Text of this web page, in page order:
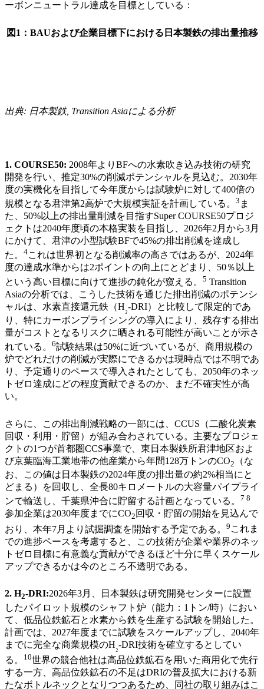
ーボンニュートラル達成を目標としている：
図1：BAUおよび企業目標下における日本製鉄の排出量推移
出典: 日本製鉄, Transition Asiaによる分析
1. COURSE50: 2008年よりBFへの水素吹き込み技術の研究
開発を行い、推定30%の削減ポテンシャルを見込む。2030年
度の実機化を目指して今年度からは試験炉に対して400倍の
規模となる君津第2高炉で大規模実証を計画している。 3 ま
た、50%以上の排出量削減を目指すSuper COURSE50プロジ
ェクトは2040年度頃の本格実装を目指し、2026年2月から3月
にかけて、君津の小型試験BFで45%の排出削減を達成し
た。 4これは世界初となる削減率の高さではあるが、2024年
度の達成水準からは2ポイントの向上にとどまり、50％以上
という高い目標に向けて進捗の鈍化が窺える。 5 Transition
Asiaの分析では、こうした技術を通じた排出削減のポテンシ
ャルは、水素直接還元鉄（H₂-DRI）と比較して限定的であ
り、特にカーボンプライシングの導入により、残存する排出
量がコストとなるリスクに晒される可能性が高いことが示さ
れている。 6試験結果は50%に近づいているが、商用規模の
炉でどれだけの削減が実際にできるかは現時点では不明であ
り、予定通りのペースで導入されたとしても、2050年のネッ
トゼロ達成にどの程度貢献できるのか、まだ不確実性が高
い。
さらに、この排出削減戦略の一部には、CCUS（二酸化炭素
回収・利用・貯留）が組み合わされている。主要なプロジェ
クトの1つが首都圏CCS事業で、東日本製鉄所君津地区およ
び京葉臨海工業地帯の他産業から年間128万トンのCO2
（な
お、この値は日本製鉄の2024年度の排出量の約2%相当にと
どまる）を回収し、全長80キロメートルの大容量パイプライ
ンで輸送し、千葉県沖合に貯留する計画となっている。 7 8
参加企業は2030年度までにCO2 回収・貯留の開始を見込んで
おり、本年7月より試掘調査を開始する予定である。 9 これま
での進捗ペースを考慮すると、この技術が企業や業界のネッ
トゼロ目標に有意義な貢献ができるほど十分に早くスケール
アップできるかは今のところ不透明である。
2. H2-DRI:2026年3月、日本製鉄は研究開発センターに設置
したパイロット規模のシャフト炉（能力：1トン/時）におい
て、低品位鉄鉱石と水素から鉄を生産する試験を開始した。
計画では、2027年度までに試験をスケールアップし、2040年
までに完全な商業規模のH₂-DRI技術を確立するとしてい
る。
10世界の競合他社は高品位鉄鉱石を用いた商用化で先行
する一方、高品位鉄鉱石の不足はDRIの普及拡大における新
たなボトルネックとなりつつあるため、同社の取り組みはこ